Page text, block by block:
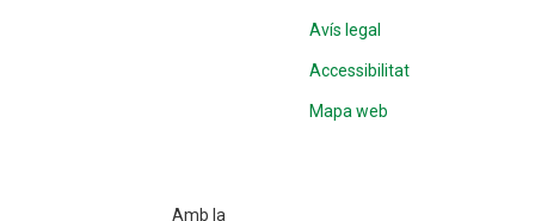
Avís legal
Accessibilitat
Mapa web
Amb la